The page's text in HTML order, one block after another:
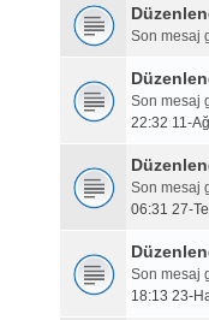
Son mesaj
Son mesaj
22:32 11-
Son mesaj
06:31 27-
Son mesaj
18:13 23-